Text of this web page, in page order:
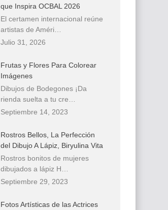
que Inspira OCBAL 2026
El certamen internacional reúne
artistas de Améri…
Julio 31, 2026
Frutas y Flores Para Colorear
Imágenes
Dibujos de Bodegones ¡Da
rienda suelta a tu cre…
Septiembre 14, 2023
Rostros Bellos, La Perfección
del Dibujo A Lápiz, Biryulina Vita
Rostros bonitos de mujeres
dibujados a lápiz H…
Septiembre 29, 2023
Fotos Artísticas de las Actrices